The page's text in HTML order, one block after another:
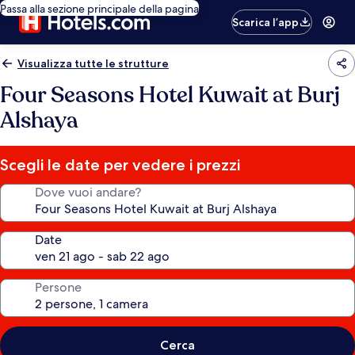
Passa alla sezione principale della pagina
Scarica l’app
Visualizza tutte le strutture
Four Seasons Hotel Kuwait at Burj
Alshaya
Scegli le date per vedere i prezzi
Dove vuoi andare?
Date
Persone
Cerca